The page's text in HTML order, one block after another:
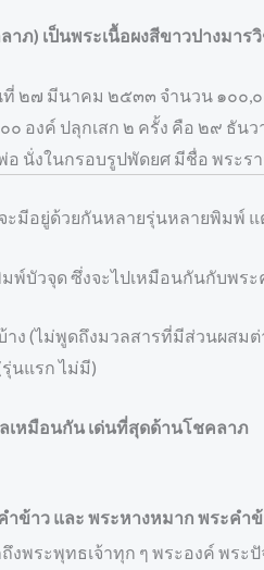
าภ) เป็นพระเนื้อผงสีขาวปางมา
ที่ ๒๗ มีนาคม ๒๕๓๓ จำนวน ๑๐๐,
๐ องค์ ปลุกเสก ๒ ครั้ง คือ ๒๙
อ นั่งในกรอบรูปพัดยศ มีชื่อ พระร
ะมีอยู่ด้วยกันหลายรุ่นหลายพิมพ์
พ์บัวจุด ซึ่งจะไปเหมือนกันกับพร
ง (ไม่พูดถึงมวลสารที่มีส่วนผสม
นแรก ไม่มี)
หมือนกัน เด่นที่สุดด้านโชคลาภ
ำข้าว และ พระหางหมาก พระคำ
งพระพุทธเจ้าทุก ๆ พระองค์ พร